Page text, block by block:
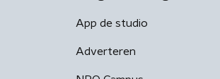
App de studio
Adverteren